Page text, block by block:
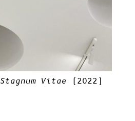
Stagnum Vitae (2022)